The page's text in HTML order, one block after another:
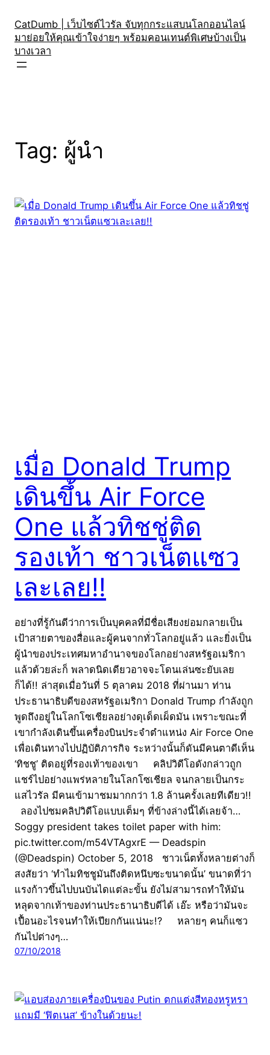
content
CatDumb | เว็บไซต์ไวรัล จับทุกกระแสบนโลกออนไลน์
มาย่อยให้คุณเข้าใจง่ายๆ พร้อมคอนเทนต์พิเศษบ้างเป็น
บางเวลา
Tag: ผู้นำ
เมื่อ Donald Trump
เดินขึ้น Air Force
One แล้วทิชชู่ติด
รองเท้า ชาวเน็ตแซว
เละเลย!!
อย่างที่รู้กันดีว่าการเป็นบุคคลที่มีชื่อเสียงย่อมกลายเป็น
เป้าสายตาของสื่อและผู้คนจากทั่วโลกอยู่แล้ว และยิ่งเป็น
ผู้นำของประเทศมหาอำนาจของโลกอย่างสหรัฐอเมริกา
แล้วด้วยล่ะก็ พลาดนิดเดียวอาจจะโดนเล่นซะยับเลย
ก็ได้!! ล่าสุดเมื่อวันที่ 5 ตุลาคม 2018 ที่ผ่านมา ท่าน
ประธานาธิบดีของสหรัฐอเมริกา Donald Trump กำลังถูก
พูดถึงอยู่ในโลกโซเชียลอย่างดุเด็ดเผ็ดมัน เพราะขณะที่
เขากำลังเดินขึ้นเครื่องบินประจำตำแหน่ง Air Force One
เพื่อเดินทางไปปฏิบัติภารกิจ ระหว่างนั้นก็ดันมีคนตาดีเห็น
‘ทิชชู’ ติดอยู่ที่รองเท้าของเขา คลิปวิดีโอดังกล่าวถูก
แชร์ไปอย่างแพร่หลายในโลกโซเชียล จนกลายเป็นกระ
แสไวรัล มีคนเข้ามาชมมากกว่า 1.8 ล้านครั้งเลยทีเดียว!!
ลองไปชมคลิปวิดีโอแบบเต็มๆ ที่ข้างล่างนี้ได้เลยจ้า…
Soggy president takes toilet paper with him:
pic.twitter.com/m54VTAgxrE — Deadspin
(@Deadspin) October 5, 2018 ชาวเน็ตทั้งหลายต่างก็
สงสัยว่า ‘ทำไมทิชชูมันถึงติดหนึบซะขนาดนั้น’ ขนาดที่ว่า
แรงก้าวขึ้นไปบนบันไดแต่ละขั้น ยังไม่สามารถทำให้มัน
หลุดจากเท้าของท่านประธานาธิบดีได้ เอ๊ะ หรือว่ามันจะ
เปื้อนอะไรจนทำให้เปียกกันแน่นะ!? หลายๆ คนก็แซว
กันไปต่างๆ…
07/10/2018